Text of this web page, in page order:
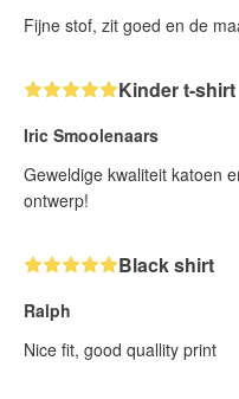
Fijne stof, zit goed en de
Kinder t-shirt
Iric Smoolenaars
Geweldige kwaliteit katoen
ontwerp!
Black shirt
Ralph
Nice fit, good quallity print